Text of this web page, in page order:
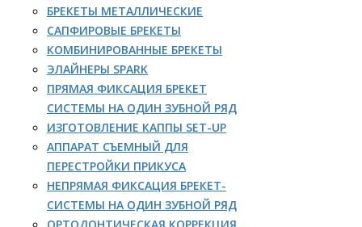
БРЕКЕТЫ МЕТАЛЛИЧЕСКИЕ
САПФИРОВЫЕ БРЕКЕТЫ
КОМБИНИРОВАННЫЕ БРЕКЕТЫ
ЭЛАЙНЕРЫ SPARK
ПРЯМАЯ ФИКСАЦИЯ БРЕКЕТ
СИСТЕМЫ НА ОДИН ЗУБНОЙ РЯД
ИЗГОТОВЛЕНИЕ КАППЫ SET-UP
АППАРАТ СЪЕМНЫЙ ДЛЯ
ПЕРЕСТРОЙКИ ПРИКУСА
НЕПРЯМАЯ ФИКСАЦИЯ БРЕКЕТ-
СИСТЕМЫ НА ОДИН ЗУБНОЙ РЯД